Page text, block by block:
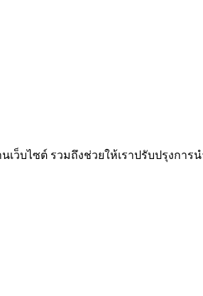
ว็บไซต์ รวมถึงช่วยให้เราปรับปรุงการ